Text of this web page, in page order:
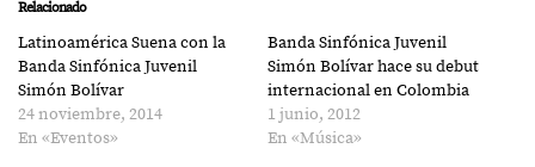
Relacionado
Latinoamérica Suena con la
Banda Sinfónica Juvenil
Simón Bolívar
24 noviembre, 2014
En «Eventos»
Banda Sinfónica Juvenil
Simón Bolívar hace su debut
internacional en Colombia
1 junio, 2012
En «Música»